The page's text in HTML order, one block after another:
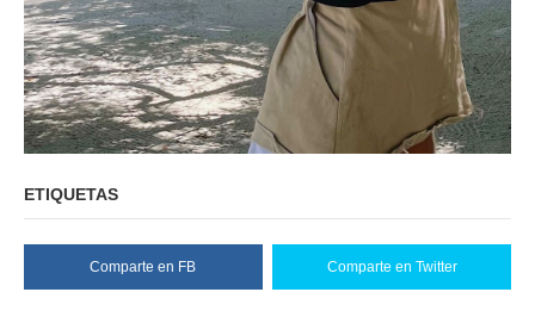
ETIQUETAS
Comparte en FB Comparte en Twitter